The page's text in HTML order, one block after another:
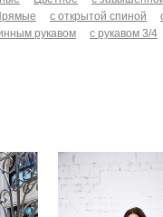
с открытой спиной
рукавом с рукавом 3/4